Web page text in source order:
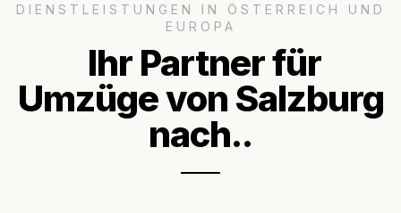
DIENSTLEISTUNGEN IN ÖSTERREICH UND
EUROPA
Ihr Partner für
Umzüge von Salzburg
nach..